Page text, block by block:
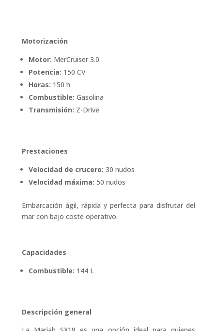
Motorización
Motor: MerCruiser 3.0
Potencia: 150 CV
Horas: 150 h
Combustible: Gasolina
Transmisión: Z-Drive
Prestaciones
Velocidad de crucero: 30 nudos
Velocidad máxima: 50 nudos
Embarcación ágil, rápida y perfecta para disfrutar del
mar con bajo coste operativo.
Capacidades
Combustible: 144 L
Descripción general